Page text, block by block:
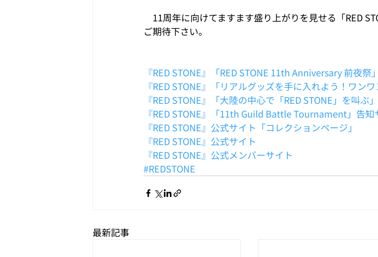
11周年に向けてますます盛り上がりを見せる「RED
ご期待下さい。
『RED STONE』「RED STONE 11th Anniversary 前夜祭
『RED STONE』「リアルグッズを手に入れよう！ワン
『RED STONE』「大陸の中心で「RED STONE」を叫ぶ
『RED STONE』「11th Guild Battle Tournament」告知
『RED STONE』公式サイト「コレクションページ」
『RED STONE』公式サイト
『RED STONE』公式メンバーサイト
#REDSTONE
最新記事